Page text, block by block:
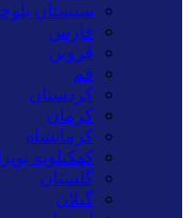
سیستان
فارس
قزوین
قم
کردستان
کرمان
کرمانشاه
کهکیلویه
گلستان
گیلان